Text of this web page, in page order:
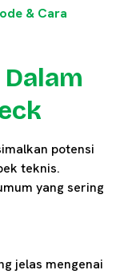
& Cara
potensi
teknis.
yang sering
jelas mengenai